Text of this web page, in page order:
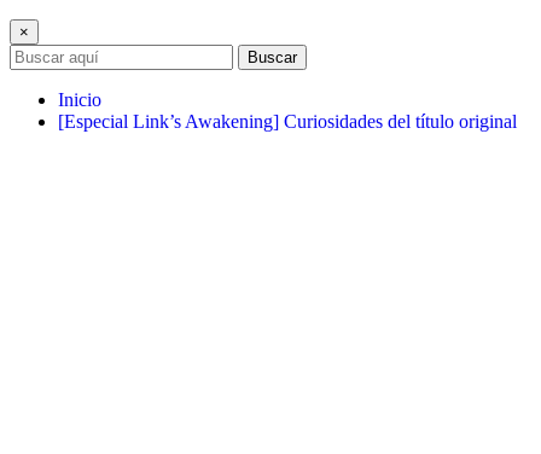
×
Buscar
Inicio
[Especial Link’s Awakening] Curiosidades del título original